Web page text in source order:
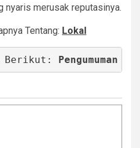
nyaris merusak reputasinya.
Tentang: Lokal
Berikut: Pengumuman